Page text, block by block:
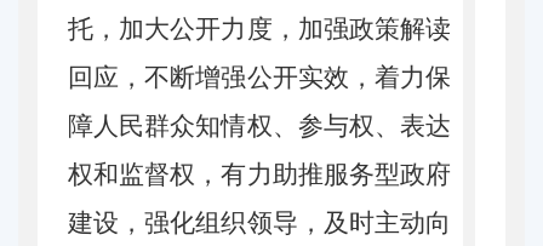
托，加大公开力度，加强政策解读
回应，不断增强公开实效，着力保
障人民群众知情权、参与权、表达
权和监督权，有力助推服务型政府
建设，强化组织领导，及时主动向